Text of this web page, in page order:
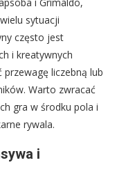
sytuacji
często jest
i kreatywnych
liczebną lub
Warto zwracać
gra w środku pola i
rywala.
i